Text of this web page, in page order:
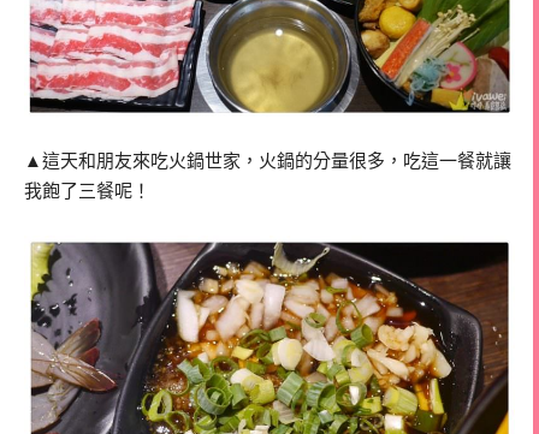
▲這天和朋友來吃火鍋世家，火鍋的分量很多，吃這一餐就讓
我飽了三餐呢！